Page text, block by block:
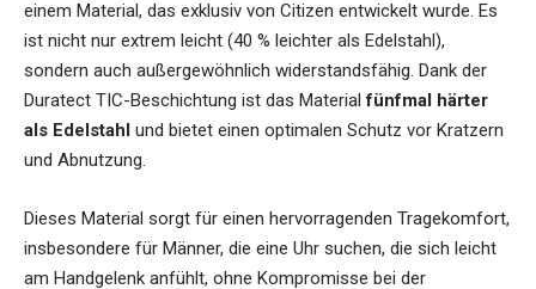
einem Material, das exklusiv von Citizen entwickelt wurde. Es
ist nicht nur extrem leicht (40 % leichter als Edelstahl),
sondern auch außergewöhnlich widerstandsfähig. Dank der
Duratect TIC-Beschichtung ist das Materialfünfmal härter
als Edelstahl und bietet einen optimalen Schutz vor Kratzern
und Abnutzung.
Dieses Material sorgt für einen hervorragenden Tragekomfort,
insbesondere für Männer, die eine Uhr suchen, die sich leicht
am Handgelenk anfühlt, ohne Kompromisse bei der